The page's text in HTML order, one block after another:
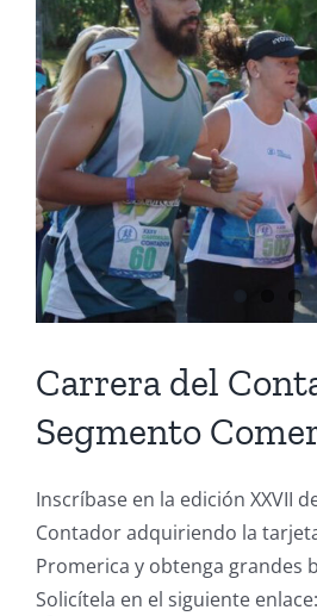
Carrera del
Segmento
Inscríbase en la edición XXVII
Contador adquiriendo la
Promerica y obtenga grandes
Solicítela en el siguiente enlace: